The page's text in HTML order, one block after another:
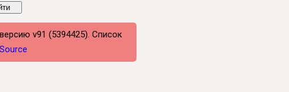
v91 (5394425). Список